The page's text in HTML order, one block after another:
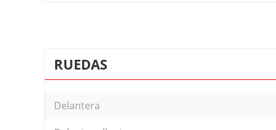
RUEDAS
Delantera